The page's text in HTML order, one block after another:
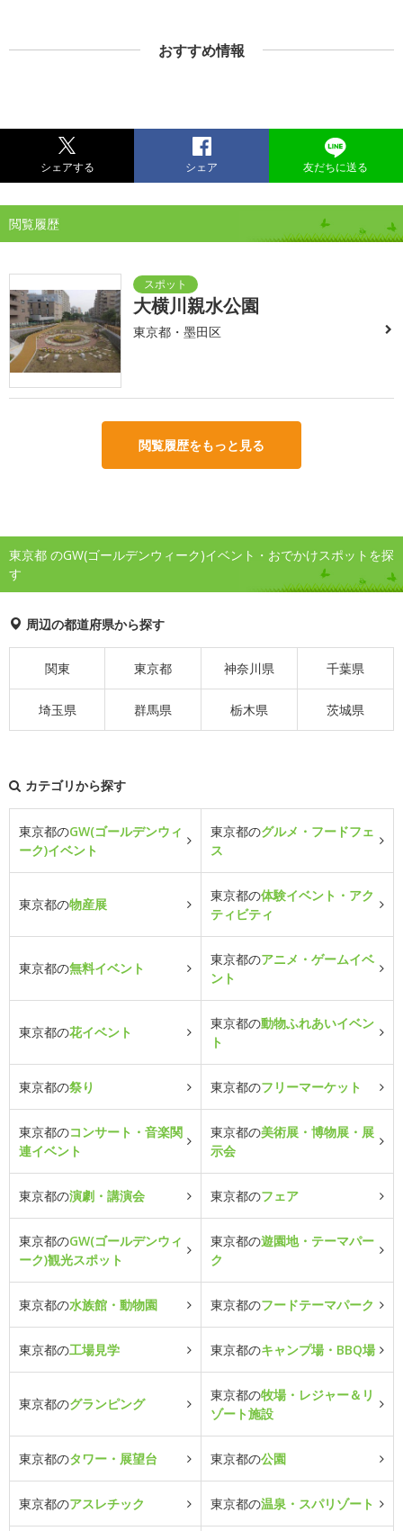
おすすめ情報
シェアする シェア 友だちに送る
閲覧履歴
大横川親水公園
東京都・墨田区
閲覧履歴をもっと見る
東京都 のGW(ゴールデンウィーク)イベント・おでかけスポットを探
す
周辺の都道府県から探す
関東 東京都 神奈川県 千葉県
埼玉県 群馬県 栃木県 茨城県
カテゴリから探す
東京都のGW(ゴールデンウィ
ーク)イベント
東京都のグルメ・フードフェ
ス
東京都の物産展
東京都の体験イベント・アク
ティビティ
東京都の無料イベント
東京都のアニメ・ゲームイベ
ント
東京都の花イベント
東京都の動物ふれあいイベン
ト
東京都の祭り 東京都のフリーマーケット
東京都のコンサート・音楽関
連イベント
東京都の美術展・博物展・展
示会
東京都の演劇・講演会 東京都のフェア
東京都のGW(ゴールデンウィ
ーク)観光スポット
東京都の遊園地・テーマパー
ク
東京都の水族館・動物園 東京都のフードテーマパーク
東京都の工場見学 東京都のキャンプ場・BBQ場
東京都のグランピング
東京都の牧場・レジャー＆リ
ゾート施設
東京都のタワー・展望台 東京都の公園
東京都のアスレチック 東京都の温泉・スパリゾート